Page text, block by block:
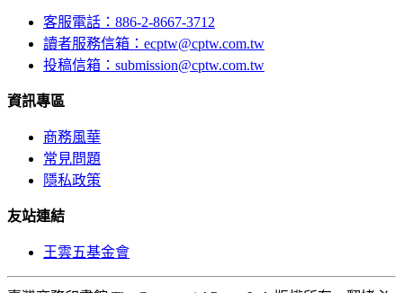
客服電話：886-2-8667-3712
讀者服務信箱：ecptw@cptw.com.tw
投稿信箱： submission@cptw.com.tw
資訊專區
商務風華
常見問題
隱私政策
友站連結
王雲五基金會